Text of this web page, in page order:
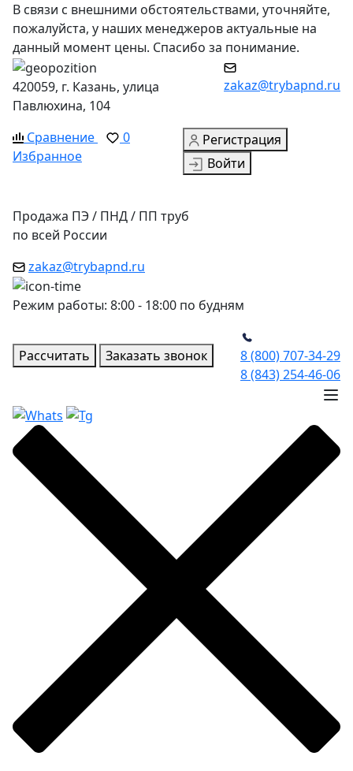
В связи с внешними обстоятельствами, уточняйте,
пожалуйста, у наших менеджеров актуальные на
данный момент цены. Спасибо за понимание.
420059, г. Казань, улица
Павлюхина, 104
zakaz@trybapnd.ru
Сравнение
0
Избранное
Регистрация
Войти
Продажа ПЭ / ПНД / ПП труб
по всей России
zakaz@trybapnd.ru
Режим работы: 8:00 - 18:00 по будням
Рассчитать Заказать звонок
8 (800) 707-34-29
8 (843) 254-46-06